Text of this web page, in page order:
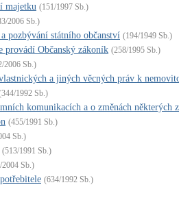
majetku (151/1997 Sb.)
2006 Sb.)
pozbývání státního občanství (194/1949 Sb.)
provádí Občanský zákoník (258/1995 Sb.)
2006 Sb.)
a jiných věcných práv k
1992 Sb.)
komunikacích a o změnách
(455/1991 Sb.)
Sb.)
(513/1991 Sb.)
2004 Sb.)
(634/1992 Sb.)